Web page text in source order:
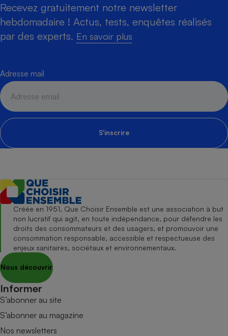
Recevez gratuitement notre newsletter
hebdomadaire ! Actus, tests, enquêtes réalisés
par des experts. En savoir plus
Adresse mail
S'inscrire
Créée en 1951, Que Choisir Ensemble est une association à but
non lucratif qui agit, en toute indépendance, pour défendre les
droits des consommateurs et des usagers, et promouvoir une
consommation responsable, accessible et respectueuse des
enjeux sanitaires, sociétaux et environnementaux.
Nous découvrir
Informer
S’abonner au site
S’abonner au magazine
Nos newsletters